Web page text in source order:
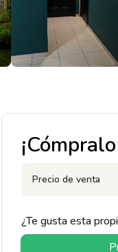
Precio de venta
¿Te gusta esta